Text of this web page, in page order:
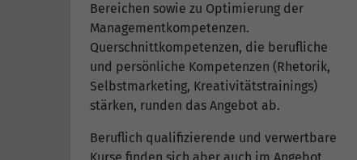
Bereichen sowie zu Optimierung der
Managementkompetenzen.
Querschnittkompetenzen, die berufliche
und persönliche Kompetenzen (Rhetorik,
Selbstmarketing, Kreativitätstrainings)
stärken, runden das Angebot ab.
Beruflich qualifizierende und verwertbare